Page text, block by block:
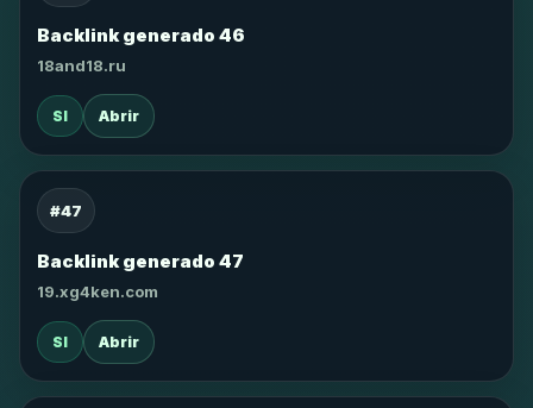
Backlink generado 46
18and18.ru
SI Abrir
#47
Backlink generado 47
19.xg4ken.com
SI Abrir